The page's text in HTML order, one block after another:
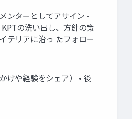
ンターとしてアサイン •
の洗い出し、方針の策
テリアに沿っ たフォロー
けや経験をシェア） • 後